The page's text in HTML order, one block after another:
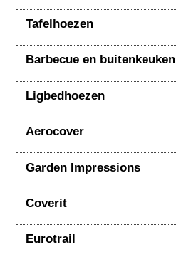
Tafelhoezen
Barbecue en buitenkeuken
Ligbedhoezen
Aerocover
Garden Impressions
Coverit
Eurotrail